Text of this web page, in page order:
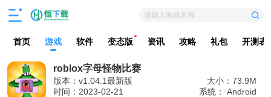
请输入游戏名称
首页 游戏 软件 变态版 资讯 攻略 礼包 开测表
roblox字母怪物比赛
版本：v1.04.1最新版
大小：73.9M
时间：2023-02-21
系统： Android